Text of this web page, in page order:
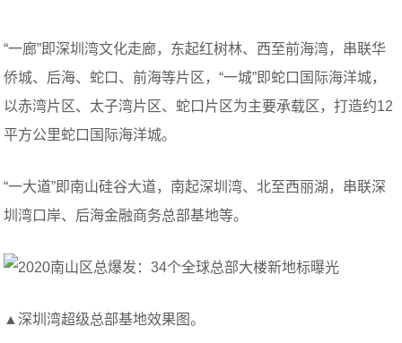
“一廊”即深圳湾文化走廊，东起红树林、西至前海湾，串联华
侨城、后海、蛇口、前海等片区，“一城”即蛇口国际海洋城，
以赤湾片区、太子湾片区、蛇口片区为主要承载区，打造约12
平方公里蛇口国际海洋城。
“一大道”即南山硅谷大道，南起深圳湾、北至西丽湖，串联深
圳湾口岸、后海金融商务总部基地等。
▲深圳湾超级总部基地效果图。